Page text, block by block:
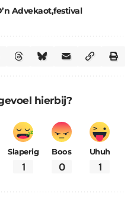
Advekaotfestival
hierbij?
Slaperig
1
Boos
0
Uhuh
1